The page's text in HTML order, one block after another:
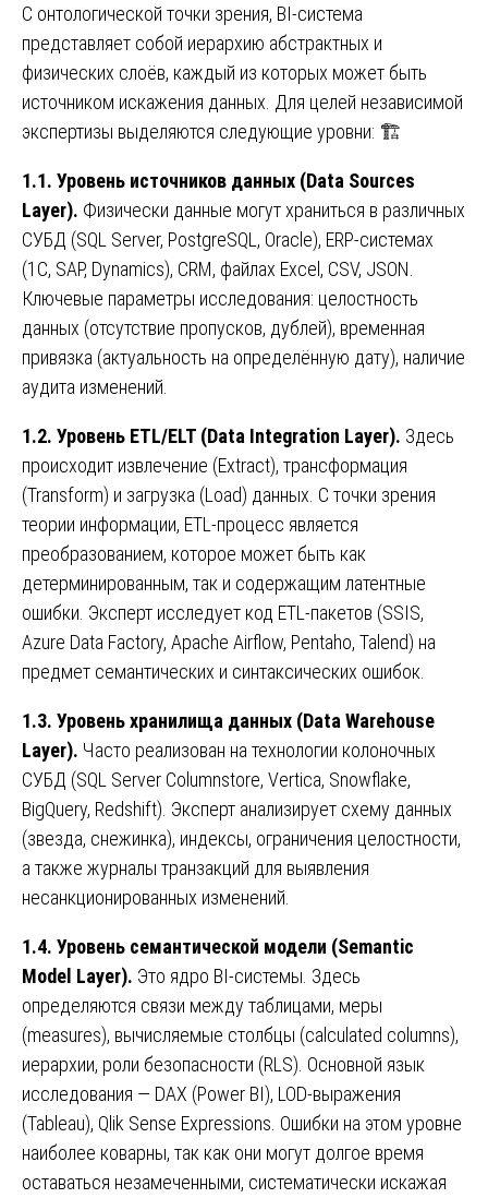
С онтологической точки зрения, BI-система
представляет собой иерархию абстрактных и
физических слоёв, каждый из которых может быть
источником искажения данных. Для целей независимой
экспертизы выделяются следующие уровни: 🏗️
1.1. Уровень источников данных (Data Sources
Layer). Физически данные могут храниться в различных
СУБД (SQL Server, PostgreSQL, Oracle), ERP-системах
(1С, SAP, Dynamics), CRM, файлах Excel, CSV, JSON.
Ключевые параметры исследования: целостность
данных (отсутствие пропусков, дублей), временная
привязка (актуальность на определённую дату), наличие
аудита изменений.
1.2. Уровень ETL/ELT (Data Integration Layer). Здесь
происходит извлечение (Extract), трансформация
(Transform) и загрузка (Load) данных. С точки зрения
теории информации, ETL-процесс является
преобразованием, которое может быть как
детерминированным, так и содержащим латентные
ошибки. Эксперт исследует код ETL-пакетов (SSIS,
Azure Data Factory, Apache Airflow, Pentaho, Talend) на
предмет семантических и синтаксических ошибок.
1.3. Уровень хранилища данных (Data Warehouse
Layer). Часто реализован на технологии колоночных
СУБД (SQL Server Columnstore, Vertica, Snowflake,
BigQuery, Redshift). Эксперт анализирует схему данных
(звезда, снежинка), индексы, ограничения целостности,
а также журналы транзакций для выявления
несанкционированных изменений.
1.4. Уровень семантической модели (Semantic
Model Layer). Это ядро BI-системы. Здесь
определяются связи между таблицами, меры
(measures), вычисляемые столбцы (calculated columns),
иерархии, роли безопасности (RLS). Основной язык
исследования — DAX (Power BI), LOD-выражения
(Tableau), Qlik Sense Expressions. Ошибки на этом уровне
наиболее коварны, так как они могут долгое время
оставаться незамеченными, систематически искажая